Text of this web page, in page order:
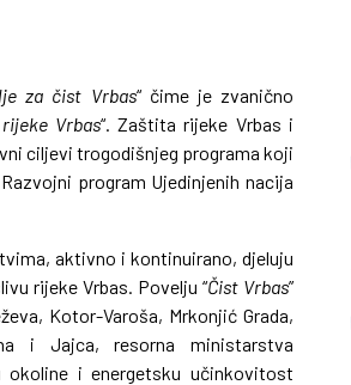
za čist Vrbas“ čime je zvanično
Vrbas“. Zaštita rijeke Vrbas i
ciljevi trogodišnjeg programa koji
program Ujedinjenih nacija
aktivno i kontinuirano, djeluju
rijeke Vrbas. Povelju “Čist Vrbas”
Kotor-Varoša, Mrkonjić Grada,
i Jajca, resorna ministarstva
i energetsku učinkovitost